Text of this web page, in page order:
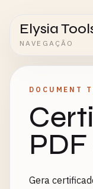
Elysia
NAVEGAÇÃO
DOCUMENT
Gera